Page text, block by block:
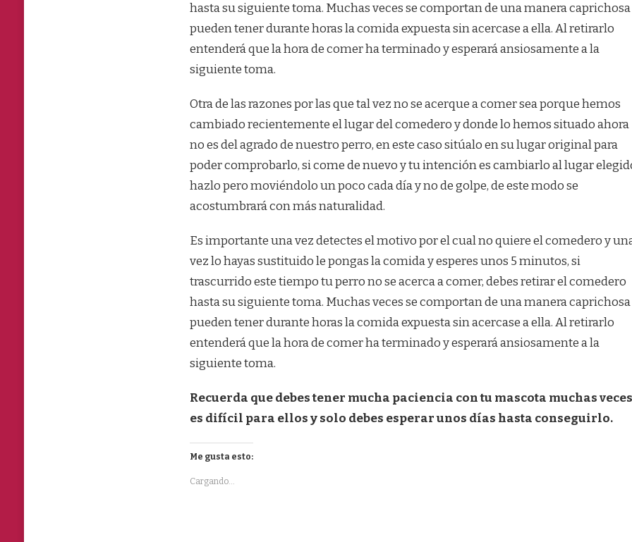
hasta su siguiente toma. Muchas veces se comportan de una manera
pueden tener durante horas la comida expuesta sin acercase a ella. Al retirarlo
entenderá que la hora de comer ha terminado y esperará ansiosamente a la
siguiente toma.
Otra de las razones por las que tal vez no se acerque a comer sea porque hemos
cambiado recientemente el lugar del comedero y donde lo hemos situado ahora
no es del agrado de nuestro perro, en este caso sitúalo en su lugar original para
poder comprobarlo, si come de nuevo y tu intención es cambiarlo al lugar
hazlo pero moviéndolo un poco cada día y no de golpe, de este modo se
acostumbrará con más naturalidad.
Es importante una vez detectes el motivo por el cual no quiere el comedero y
vez lo hayas sustituido le pongas la comida y esperes unos 5 minutos, si
trascurrido este tiempo tu perro no se acerca a comer, debes retirar el comedero
hasta su siguiente toma. Muchas veces se comportan de una manera
pueden tener durante horas la comida expuesta sin acercase a ella. Al retirarlo
entenderá que la hora de comer ha terminado y esperará ansiosamente a la
siguiente toma.
Recuerda que debes tener mucha paciencia con tu mascota muchas veces
es difícil para ellos y solo debes esperar unos días hasta conseguirlo.
Me gusta esto:
Cargando...